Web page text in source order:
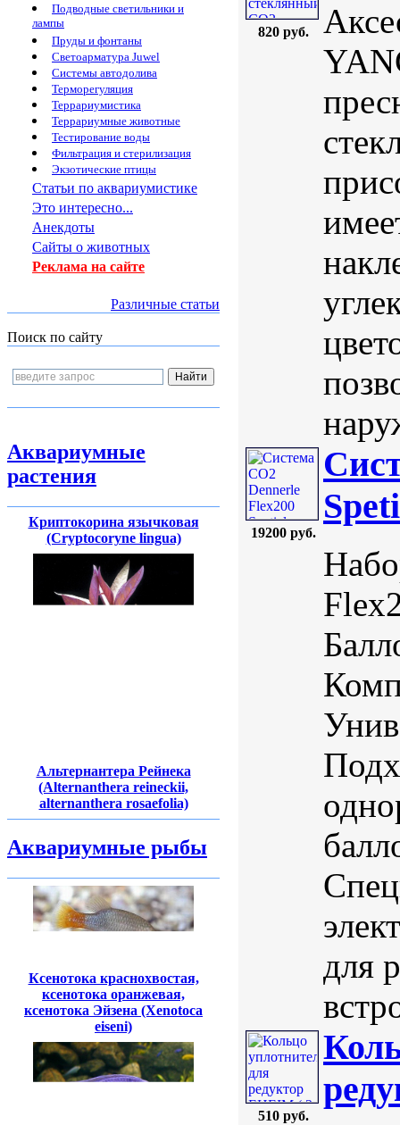
Подводные светильники и
лампы
Пруды и фонтаны
Светоарматура Juwel
Системы автодолива
Терморегуляция
Террариумистика
Террариумные животные
Тестирование воды
Фильтрация и стерилизация
Экзотические птицы
Статьи по аквариумистике
Это интересно...
Анекдоты
Сайты о животных
Реклама на сайте
Различные статьи
Поиск по сайту
Аквариумные
растения
Криптокорина язычковая
(Cryptocoryne lingua)
Альтернантера Рейнека
(Alternanthera reineckii,
alternanthera rosaefolia)
Аквариумные рыбы
Ксенотока краснохвостая,
ксенотока оранжевая,
ксенотока Эйзена (Xenotoca
eiseni)
820 руб.
19200 руб.
для
510 руб.